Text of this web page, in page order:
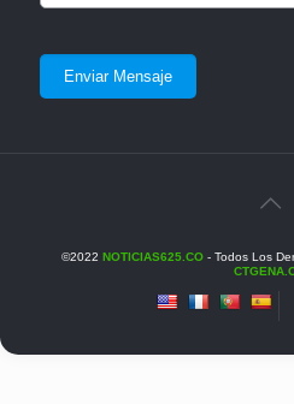
©2022 NOTICIAS625.CO- Todos Los